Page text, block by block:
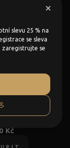
×
slevu 25 % na
se sleva
zaregistrujte se
3+1
Kč